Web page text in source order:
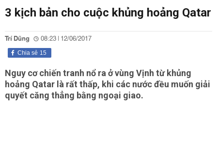
3 kịch bản cho cuộc khủng hoảng Qatar
Trí Dũng 08:23 | 12/06/2017
15
Chia sẻ
Nguy cơ chiến tranh nổ ra ở vùng Vịnh từ khủng
hoảng Qatar là rất thấp, khi các nước đều muốn giải
quyết căng thẳng bằng ngoại giao.